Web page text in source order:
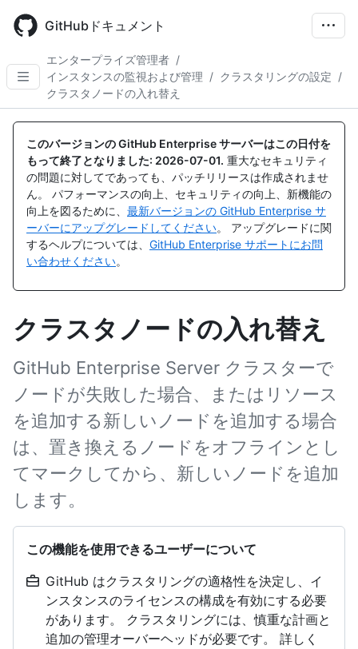
main
GitHubドキュメント
エンタープライズ管理者 /
インスタンスの監視および管理 / クラスタリングの設定 /
クラスタノードの入れ替え
このバージョンの GitHub Enterprise サーバーはこの日付を
もって終了となりました: 2026-07-01. 重大なセキュリティ
の問題に対してであっても、パッチリリースは作成されませ
ん。 パフォーマンスの向上、セキュリティの向上、新機能の
向上を図るために、 最新バージョンの GitHub Enterprise サ
ーバーにアップグレードしてください。 アップグレードに関
するヘルプについては、 GitHub Enterprise サポートにお問
い合わせください。
クラスタノードの入れ替え
GitHub Enterprise Server クラスターで
ノードが失敗した場合、またはリソース
を追加する新しいノードを追加する場合
は、置き換えるノードをオフラインとし
てマークしてから、新しいノードを追加
します。
この機能を使用できるユーザーについて
GitHub はクラスタリングの適格性を決定し、イ
ンスタンスのライセンスの構成を有効にする必要
があります。 クラスタリングには、慎重な計画と
追加の管理オーバーヘッドが必要です。 詳しく